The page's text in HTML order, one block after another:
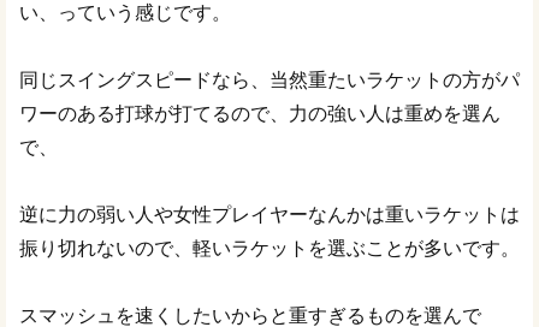
い、っていう感じです。
同じスイングスピードなら、当然重たいラケットの方がパ
ワーのある打球が打てるので、力の強い人は重めを選ん
で、
逆に力の弱い人や女性プレイヤーなんかは重いラケットは
振り切れないので、軽いラケットを選ぶことが多いです。
スマッシュを速くしたいからと重すぎるものを選んで